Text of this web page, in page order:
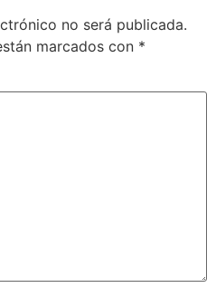
no será publicada.
marcados con *